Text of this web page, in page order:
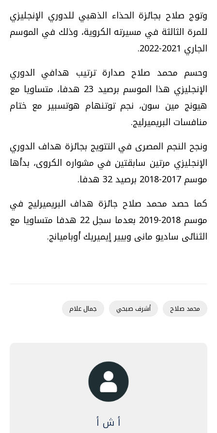
وتوج صلاح بجائزة الحذاء الذهبي للدوري الإنجليزي
للمرة الثالثة في مسيرته الكروية، وذلك في الموسم
الجاري 2021-2022.
وحسم محمد صلاح صدارة ترتيب هدافي الدوري
الإنجليزي هذا الموسم برصيد 23 هدفا، متساويا مع
هيونج مين سون، نجم توتنهام هوتسبير مع ختام
منافسات البريميرليج.
ونجح النجم المصرى في التتويج بجائزة هداف الدوري
الإنجليزي مرتين سابقتين في مشواره الكروى، بدأها
موسم 2017-2018 برصيد 32 هدفا.
كما حصد محمد صلاح جائزة هداف البريميرليج في
موسم 2018-2019 بعدما سجل 22 هدفا متساويا مع
الثنائى ساديو مانى وبيير إيميريك أوباميانج.
محمد صلاح أشرف صبحي جمال علام
أ ش أ